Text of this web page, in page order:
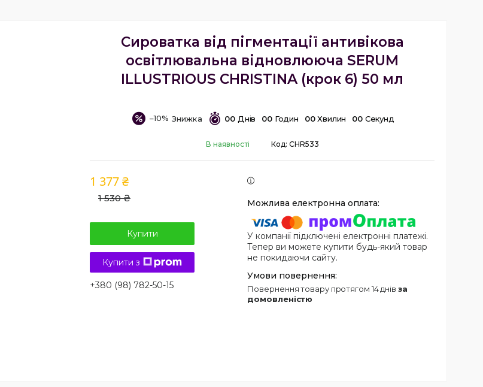
Сироватка від пігментації антивікова
освітлювальна відновлююча SERUM
ILLUSTRIOUS CHRISTINA (крок 6) 50 мл
–10% 00 Днів 00 Годин 00 Хвилин 00 Секунд
В наявності Код: CHR533
1 530 ₴
1 377 ₴
Купити
Купити з
+380 (98) 782-50-15
У компанії підключені електронні платежі.
Тепер ви можете купити будь-який товар
не покидаючи сайту.
повернення товару протягом 14 днів за
домовленістю